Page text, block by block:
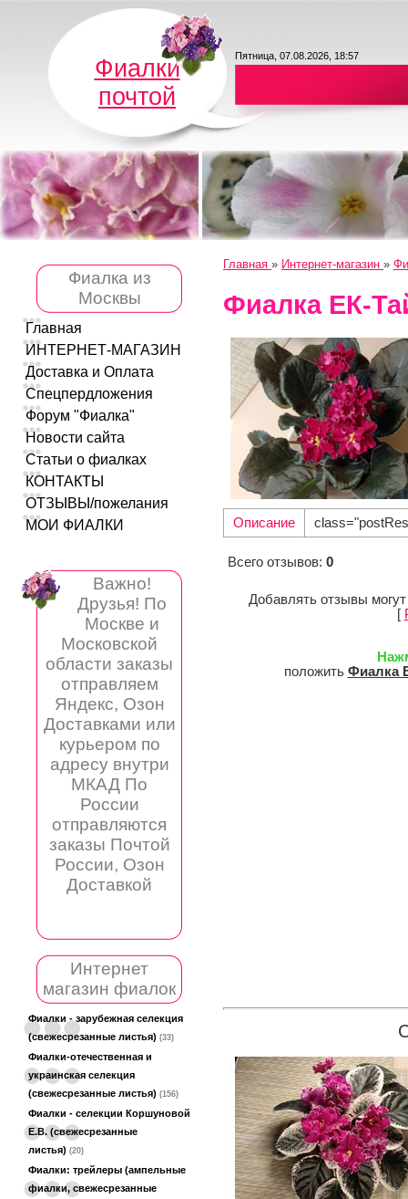
Фиалки
почтой
Пятница, 07.08.2026, 18:57
Фиалка из
Москвы
Главная
ИНТЕРНЕТ-МАГАЗИН
Доставка и Оплата
Спецпердложения
Форум "Фиалка"
Новости сайта
Статьи о фиалках
КОНТАКТЫ
ОТЗЫВЫ/пожелания
МОИ ФИАЛКИ
Важно!
Друзья! По
Москве и
Московской
области заказы
отправляем
Яндекс, Озон
Доставками или
курьером по
адресу внутри
МКАД По
России
отправляются
заказы Почтой
России, Озон
Доставкой
Интернет
магазин фиалок
Фиалки - зарубежная селекция
(свежесрезанные листья) (33)
Фиалки-отечественная и
украинская селекция
(свежесрезанные листья) (156)
Фиалки - селекции Коршуновой
Е.В. (свежесрезанные
листья) (20)
Фиалки: трейлеры (ампельные
фиалки, свежесрезанные
Главная » Интернет-магазин »
Фиалка ЕК-
Описание
Всего отзывов: 0
Добавлять отзывы
[
положить Фиалка